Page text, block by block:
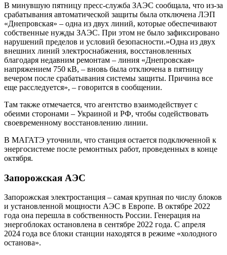
В минувшую пятницу пресс-служба ЗАЭС сообщала, что из-за
срабатывания автоматической защиты была отключена ЛЭП
«Днепровская» – одна из двух линий, которые обеспечивают
собственные нужды ЗАЭС. При этом не было зафиксировано
нарушений пределов и условий безопасности.»Одна из двух
внешних линий электроснабжения, восстановленных
благодаря недавним ремонтам – линия «Днепровская»
напряжением 750 кВ, – вновь была отключена в пятницу
вечером после срабатывания системы защиты. Причина все
еще расследуется», – говорится в сообщении.
Там также отмечается, что агентство взаимодействует с
обеими сторонами – Украиной и РФ, чтобы содействовать
своевременному восстановлению линии.
В МАГАТЭ уточнили, что станция остается подключенной к
энергосистеме после ремонтных работ, проведенных в конце
октября.
Запорожская АЭС
Запорожская электростанция – самая крупная по числу блоков
и установленной мощности АЭС в Европе. В октябре 2022
года она перешла в собственность России. Генерация на
энергоблоках остановлена в сентябре 2022 года. С апреля
2024 года все блоки станции находятся в режиме «холодного
останова».